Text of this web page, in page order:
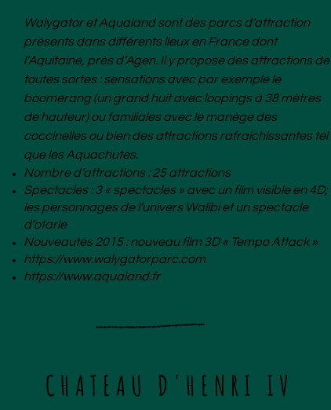
Walygator et Aqualand sont des parcs d’attraction
présents dans différents lieux en France dont
l’Aquitaine, près d’Agen. Il y propose des attractions de
toutes sortes : sensations avec par exemple le
boomerang (un grand huit avec loopings à 38 mètres
de hauteur) ou familiales avec le manège des
coccinelles ou bien des attractions rafraichissantes tel
que les Aquachutes.
Nombre d’attractions : 25 attractions
Spectacles : 3 « spectacles » avec un film visible en 4D;
les personnages de l’univers Walibi et un spectacle
d’otarie
Nouveautés 2015 : nouveau film 3D « Tempo Attack »
https://www.walygatorparc.com
https://www.aqualand.fr
CHATEAU D'HENRI IV